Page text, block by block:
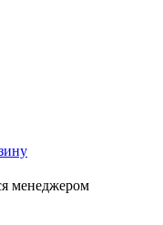
менеджером